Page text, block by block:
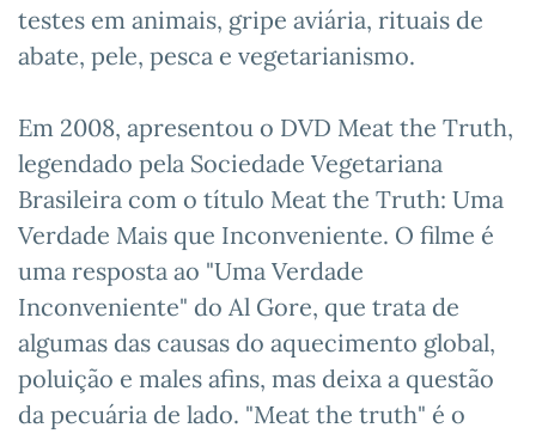
testes em animais, gripe aviária, rituais de
abate, pele, pesca e vegetarianismo.
Em 2008, apresentou o DVD Meat the Truth,
legendado pela Sociedade Vegetariana
Brasileira com o título Meat the Truth: Uma
Verdade Mais que Inconveniente. O filme é
uma resposta ao "Uma Verdade
Inconveniente" do Al Gore, que trata de
algumas das causas do aquecimento global,
poluição e males afins, mas deixa a questão
da pecuária de lado. "Meat the truth" é o